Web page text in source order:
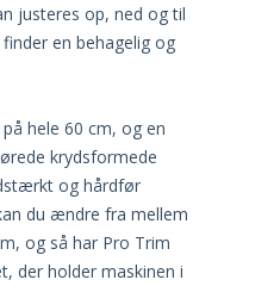
justeres op, ned og til
en behagelig og
hele 60 cm, og en
krydsformede
og hårdfør
du ændre fra mellem
og så har Pro Trim
der holder maskinen i